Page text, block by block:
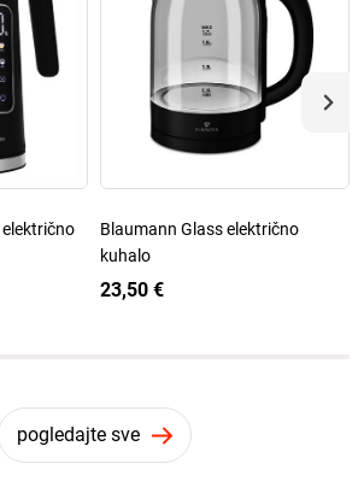
Blaumann Glass električno
kuhalo
23,50 €
pogledajte sve